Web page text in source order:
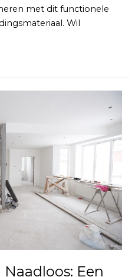
met dit functionele
Wil
Een